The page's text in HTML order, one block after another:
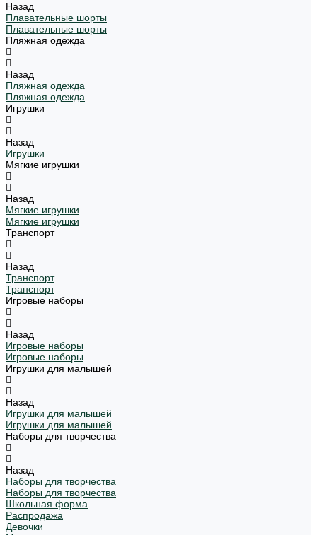
Назад
Плавательные шорты
Плавательные шорты
Пляжная одежда
Назад
Пляжная одежда
Пляжная одежда
Игрушки
Назад
Игрушки
Мягкие игрушки
Назад
Мягкие игрушки
Мягкие игрушки
Транспорт
Назад
Транспорт
Транспорт
Игровые наборы
Назад
Игровые наборы
Игровые наборы
Игрушки для малышей
Назад
Игрушки для малышей
Игрушки для малышей
Наборы для творчества
Назад
Наборы для творчества
Наборы для творчества
Школьная форма
Распродажа
Девочки